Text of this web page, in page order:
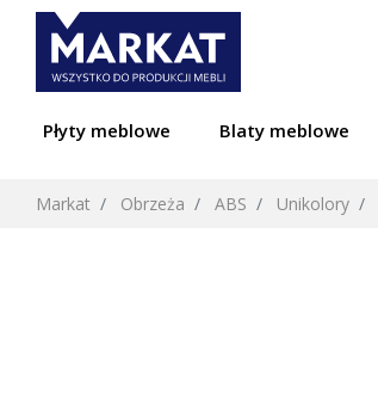
Płyty meblowe Blaty meblowe
Markat Obrzeża ABS Unikolory